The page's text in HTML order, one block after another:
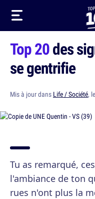
Top 20des
se gentrifie
Mis à jour dans Life / Société,
Tu as remarqué,
l'ambiance de ton
rues n'ont plus la